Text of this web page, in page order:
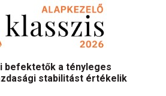
befektetők a tényleges
stabilitást értékelik